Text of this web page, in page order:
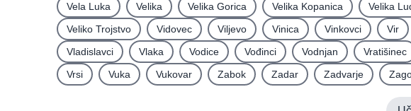
Vela Luka
Velika Velika Gorica Velika Kopanica Velika
Veliko Trojstvo
Vidovec Viljevo Vinica Vinkovci Vir
Vladislavci
Vlaka Vodice Vođinci Vodnjan Vratišinec
Vrsi
Vuka Vukovar Zabok Zadar Zadvarje